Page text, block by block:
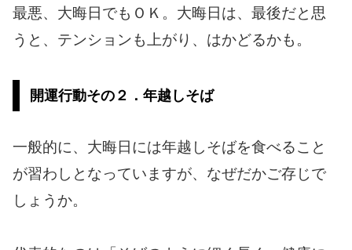
最悪、大晦日でもＯＫ。大晦日は、最後だと思
うと、テンションも上がり、はかどるかも。
開運行動その２．年越しそば
一般的に、大晦日には年越しそばを食べること
が習わしとなっていますが、なぜだかご存じで
しょうか。